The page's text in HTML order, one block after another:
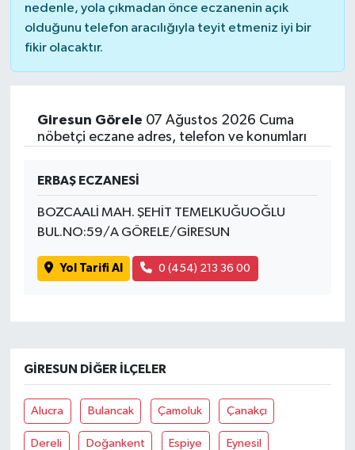
nedenle, yola çıkmadan önce eczanenin açık
olduğunu telefon aracılığıyla teyit etmeniz iyi bir
fikir olacaktır.
Giresun Görele 07 Ağustos 2026 Cuma
nöbetçi eczane adres, telefon ve konumları
ERBAŞ ECZANESİ
BOZCAALİ MAH. ŞEHİT TEMELKUĞUOĞLU
BUL.NO:59/A GÖRELE/GİRESUN
Yol Tarifi Al 0 (454) 213 36 00
GIRESUN DIĞER İLÇELER
Alucra Bulancak Çamoluk Çanakçı
Dereli Doğankent Espiye Eynesil